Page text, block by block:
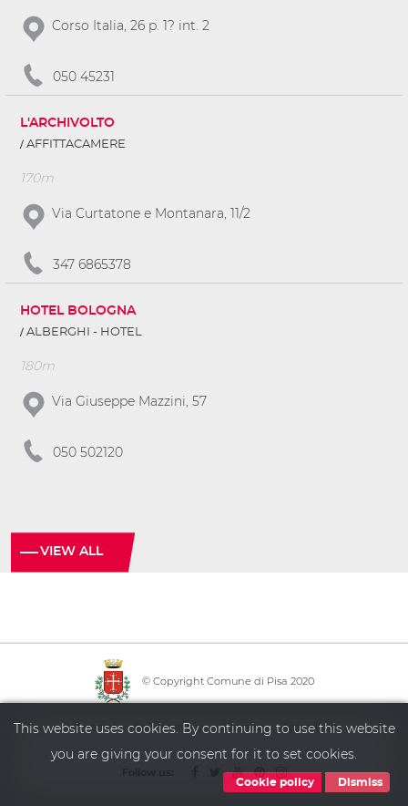
Corso Italia, 26 p. 1? int. 2
050 45231
L'ARCHIVOLTO
AFFITTACAMERE
170m
Via Curtatone e Montanara, 11/2
347 6865378
HOTEL BOLOGNA
ALBERGHI - HOTEL
180m
Via Giuseppe Mazzini, 57
050 502120
VIEW ALL
© Copyright Comune di Pisa 2020
Info point·Policy privacy·Sitemap·Accessibility
This website uses cookies. By continuing to use this website
you are giving your consent for it to set cookies.
Cookie policy Dismiss